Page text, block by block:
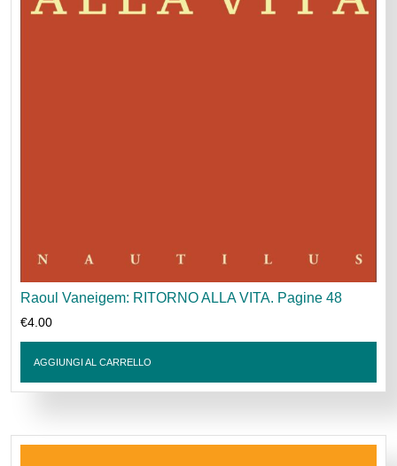
Raoul Vaneigem: RITORNO ALLA VITA. Pagine 48
€4.00
AGGIUNGI AL CARRELLO